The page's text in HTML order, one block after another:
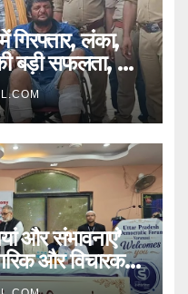
गिरफ्तार, लंका,
बड़ी सफलता, 2
और संभावनाएं’
और विचारक